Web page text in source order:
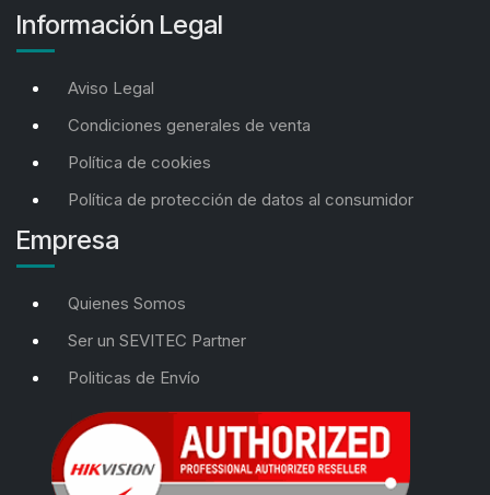
Información Legal
Aviso Legal
Condiciones generales de venta
Política de cookies
Política de protección de datos al consumidor
Empresa
Quienes Somos
Ser un SEVITEC Partner
Politicas de Envío